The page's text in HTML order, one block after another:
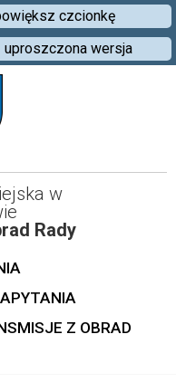
czcionkę
uproszczona wersja
w
Rady
Z OBRAD